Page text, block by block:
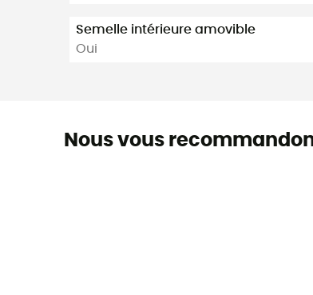
Semelle intérieure amovible
Oui
Nous vous